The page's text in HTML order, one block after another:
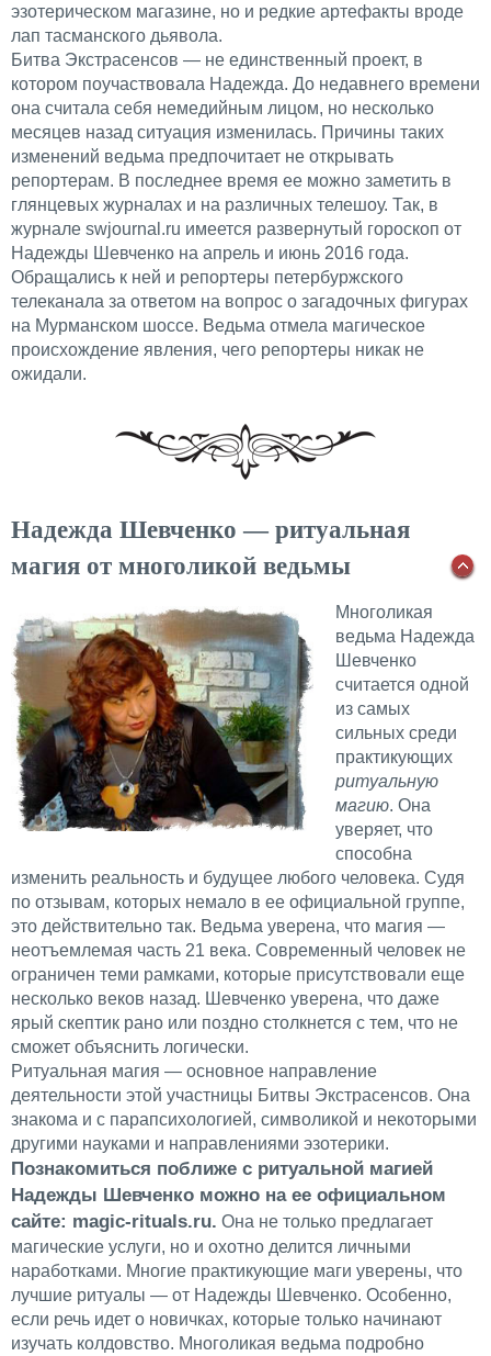
эзотерическом магазине, но и редкие артефакты вроде
лап тасманского дьявола.
Битва Экстрасенсов — не единственный проект, в
котором поучаствовала Надежда. До недавнего времени
она считала себя немедийным лицом, но несколько
месяцев назад ситуация изменилась. Причины таких
изменений ведьма предпочитает не открывать
репортерам. В последнее время ее можно заметить в
глянцевых журналах и на различных телешоу. Так, в
журнале swjournal.ru имеется развернутый гороскоп от
Надежды Шевченко на апрель и июнь 2016 года.
Обращались к ней и репортеры петербуржского
телеканала за ответом на вопрос о загадочных фигурах
на Мурманском шоссе. Ведьма отмела магическое
происхождение явления, чего репортеры никак не
ожидали.
Надежда Шевченко — ритуальная
магия от многоликой ведьмы
Многоликая
ведьма Надежда
Шевченко
считается одной
из самых
сильных среди
практикующих
ритуальную
магию. Она
уверяет, что
способна
изменить реальность и будущее любого человека. Судя
по отзывам, которых немало в ее официальной группе,
это действительно так. Ведьма уверена, что магия —
неотъемлемая часть 21 века. Современный человек не
ограничен теми рамками, которые присутствовали еще
несколько веков назад. Шевченко уверена, что даже
ярый скептик рано или поздно столкнется с тем, что не
сможет объяснить логически.
Ритуальная магия — основное направление
деятельности этой участницы Битвы Экстрасенсов. Она
знакома и с парапсихологией, символикой и некоторыми
другими науками и направлениями эзотерики.
Познакомиться поближе с ритуальной магией
Надежды Шевченко можно на ее официальном
сайте: magic-rituals.ru. Она не только предлагает
магические услуги, но и охотно делится личными
наработками. Многие практикующие маги уверены, что
лучшие ритуалы — от Надежды Шевченко. Особенно,
если речь идет о новичках, которые только начинают
изучать колдовство. Многоликая ведьма подробно